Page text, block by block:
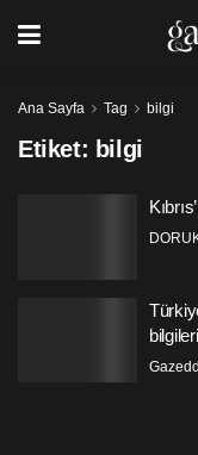
Ana Sayfa Tag bilgi
Etiket: bilgi